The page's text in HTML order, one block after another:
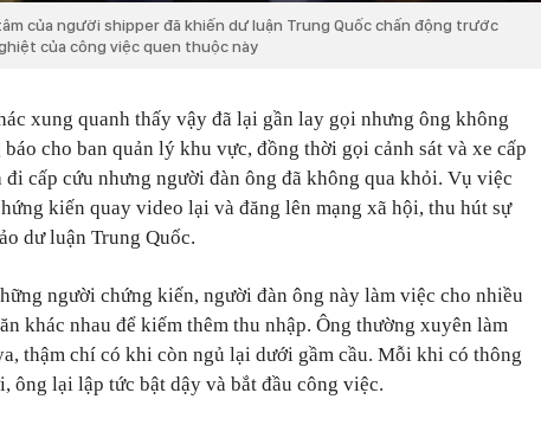
của người shipper đã khiến dư luận Trung Quốc chấn động trước
của công việc quen thuộc này
xung quanh thấy vậy đã lại gần lay gọi nhưng ông không
cho ban quản lý khu vực, đồng thời gọi cảnh sát và xe cấp
đi cấp cứu nhưng người đàn ông đã không qua khỏi. Vụ việc
kiến quay video lại và đăng lên mạng xã hội, thu hút sự
dư luận Trung Quốc.
người chứng kiến, người đàn ông này làm việc cho nhiều
khác nhau để kiếm thêm thu nhập. Ông thường xuyên làm
thậm chí có khi còn ngủ lại dưới gầm cầu. Mỗi khi có thông
ông lại lập tức bật dậy và bắt đầu công việc.